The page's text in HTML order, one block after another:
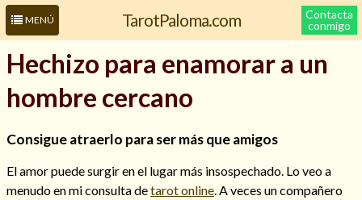
MENÚ TarotPaloma.com
Contacta
conmigo
Hechizo para enamorar a un
hombre cercano
Consigue atraerlo para ser más que amigos
El amor puede surgir en el lugar más insospechado. Lo veo a
menudo en mi consulta detarot online . A veces un compañero